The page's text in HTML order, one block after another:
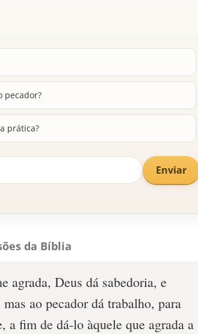
pecador?
prática?
Enviar
da Bíblia
agrada, Deus dá sabedoria, e
ao pecador dá trabalho, para
a fim de dá-lo àquele que agrada a